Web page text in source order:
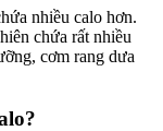
nhiều calo hơn.
chứa rất nhiều
cơm rang dưa